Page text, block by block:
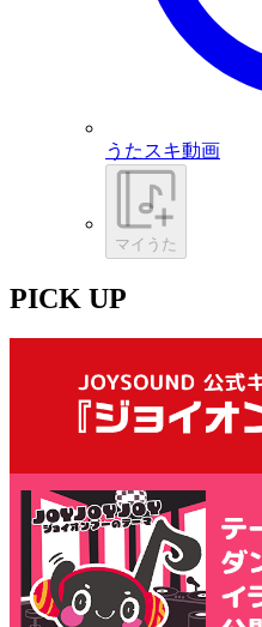
うたスキ動画
マイうた
PICK UP